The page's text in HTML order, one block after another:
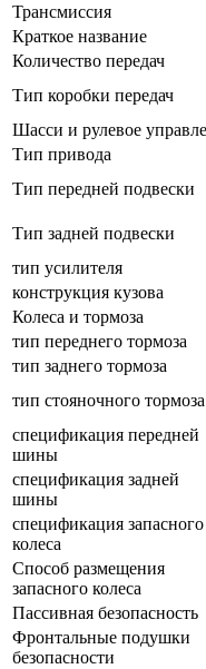
Трансмиссия
Краткое название
Количество передач
Тип коробки передач
Шасси и рулевое
Тип привода
Тип передней подвески
Тип задней подвески
тип усилителя
конструкция кузова
Колеса и тормоза
тип переднего тормоза
тип заднего тормоза
тип стояночного тормоза
спецификация передней
шины
спецификация задней
шины
спецификация запасного
колеса
Способ размещения
запасного колеса
Пассивная безопасность
Фронтальные подушки
безопасности